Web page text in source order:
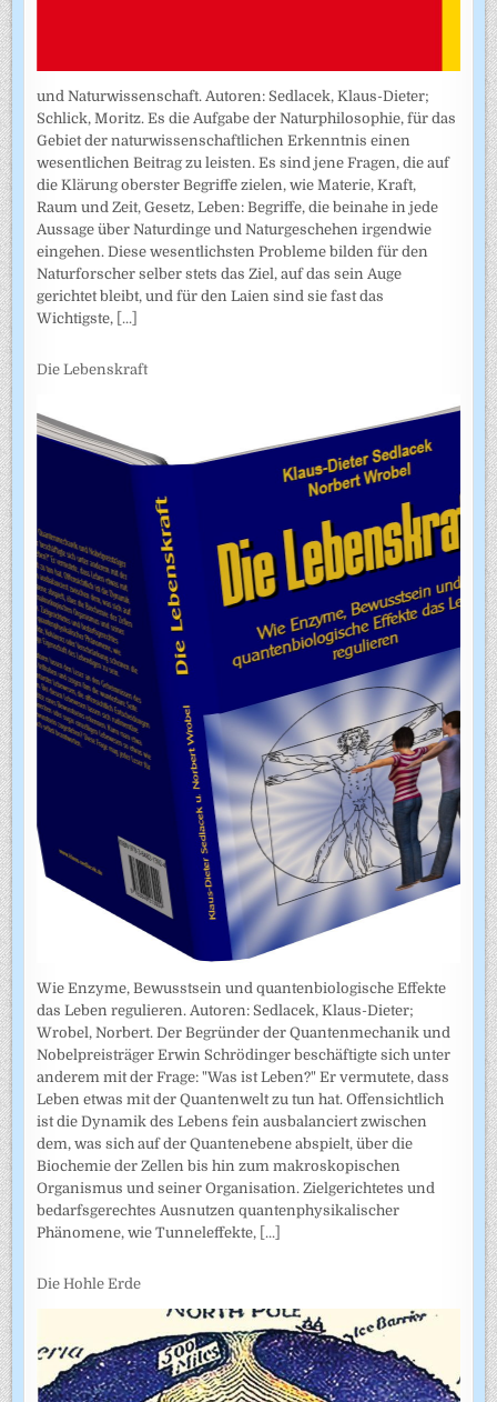
und Naturwissenschaft. Autoren: Sedlacek, Klaus-Dieter;
Schlick, Moritz. Es die Aufgabe der Naturphilosophie, für das
Gebiet der naturwissenschaftlichen Erkenntnis einen
wesentlichen Beitrag zu leisten. Es sind jene Fragen, die auf
die Klärung oberster Begriffe zielen, wie Materie, Kraft,
Raum und Zeit, Gesetz, Leben: Begriffe, die beinahe in jede
Aussage über Naturdinge und Naturgeschehen irgendwie
eingehen. Diese wesentlichsten Probleme bilden für den
Naturforscher selber stets das Ziel, auf das sein Auge
gerichtet bleibt, und für den Laien sind sie fast das
Wichtigste, [...]
Die Lebenskraft
Wie Enzyme, Bewusstsein und quantenbiologische Effekte
das Leben regulieren. Autoren: Sedlacek, Klaus-Dieter;
Wrobel, Norbert. Der Begründer der Quantenmechanik und
Nobelpreisträger Erwin Schrödinger beschäftigte sich unter
anderem mit der Frage: "Was ist Leben?" Er vermutete, dass
Leben etwas mit der Quantenwelt zu tun hat. Offensichtlich
ist die Dynamik des Lebens fein ausbalanciert zwischen
dem, was sich auf der Quantenebene abspielt, über die
Biochemie der Zellen bis hin zum makroskopischen
Organismus und seiner Organisation. Zielgerichtetes und
bedarfsgerechtes Ausnutzen quantenphysikalischer
Phänomene, wie Tunneleffekte, [...]
Die Hohle Erde